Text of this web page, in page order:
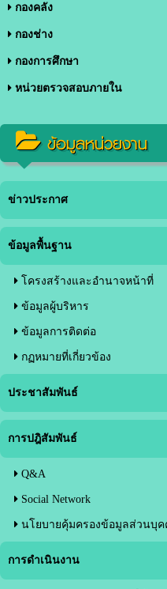
กองคลัง
กองช่าง
กองการศึกษา
หน่วยตรวจสอบภายใน
ข้อมูลหน่วยงาน
ข่าวประกาศ
ข้อมูลพื้นฐาน
โครงสร้างและอำนาจหน้าที่
ข้อมูลผู้บริหาร
ข้อมูลการติดต่อ
กฏหมายที่เกี่ยวข้อง
ประชาสัมพันธ์
การปฎิสัมพันธ์
Q&A
Social Network
นโยบายคุ้มครองข้อมูลส่วนบุค
การดำเนินงาน